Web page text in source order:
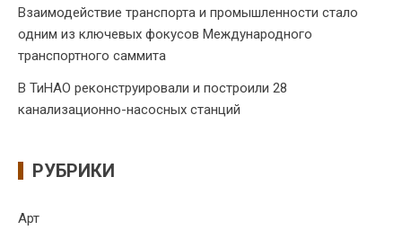
Взаимодействие транспорта и промышленности стало
одним из ключевых фокусов Международного
транспортного саммита
В ТиНАО реконструировали и построили 28
канализационно-насосных станций
РУБРИКИ
Арт